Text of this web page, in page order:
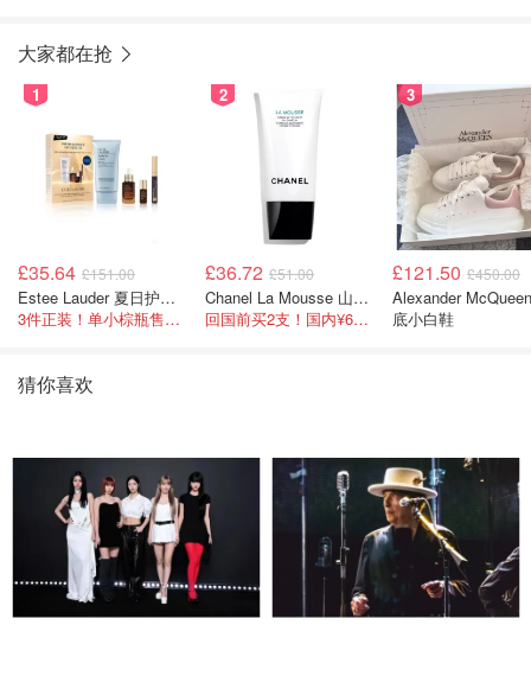
大家都在抢
1
£35.64 £151.00
Estee Lauder 夏日护肤彩妆礼盒
3件正装！单小棕瓶售价就要£65！
2
£36.72 £51.00
Chanel La Mousse 山茶洁面乳 150ml
回国前买2支！国内¥620！立省近一半！
3
£121.50 £450.00
Alexander
底小白鞋
猜你喜欢